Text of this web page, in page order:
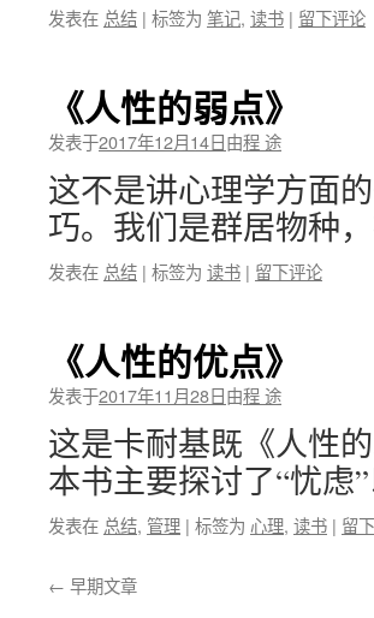
发表在 总结 | 标签为 笔记, 读书 | 留下评论
《人性的弱点》
发表于2017年12月14日由程 途
这不是讲心理学方面
巧。我们是群居物种
发表在 总结 | 标签为 读书 | 留下评论
《人性的优点》
发表于2017年11月28日由程 途
这是卡耐基既《人性
本书主要探讨了“忧
发表在 总结, 管理 | 标签为 心理, 读书 | 留
← 早期文章